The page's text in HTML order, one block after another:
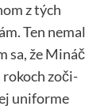
z tých
Ten nemal
sa, že Mináč
rokoch zoči-
uniforme